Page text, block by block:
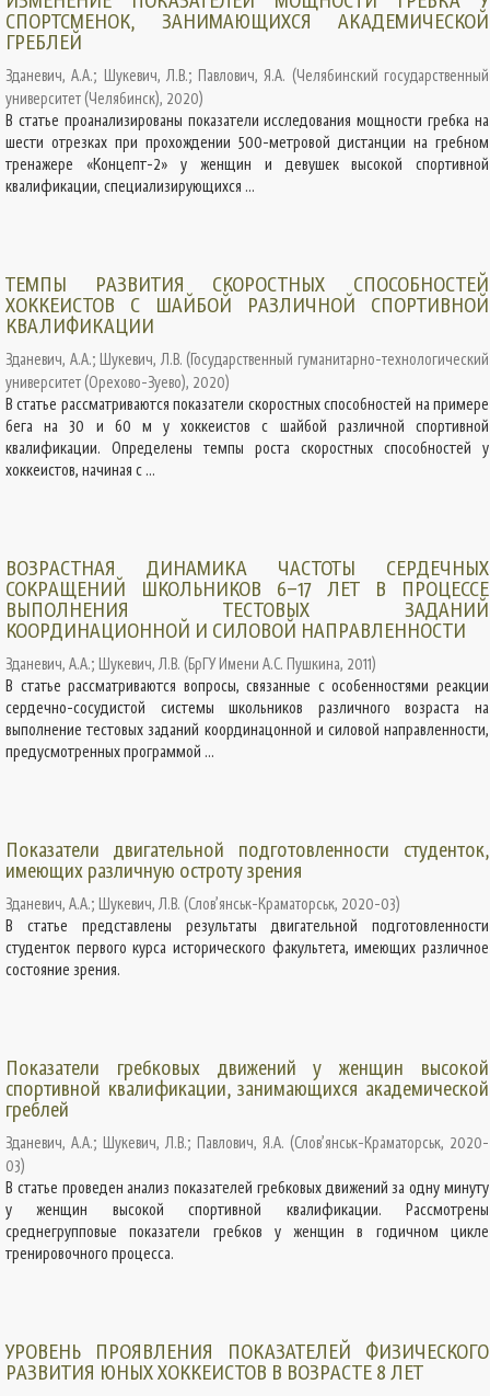
СПОРТСМЕНОК, ЗАНИМАЮЩИХСЯ АКАДЕМИЧЕСКОЙ
ГРЕБЛЕЙ
Зданевич, А.А.; Шукевич, Л.В.; Павлович, Я.А. (Челябинский государственный
университет (Челябинск), 2020)
В статье проанализированы показатели исследования мощности гребка на
шести отрезках при прохождении 500-метровой дистанции на гребном
тренажере «Концепт-2» у женщин и девушек высокой спортивной
квалификации, специализирующихся ...
ТЕМПЫ РАЗВИТИЯ СКОРОСТНЫХ СПОСОБНОСТЕЙ
ХОККЕИСТОВ С ШАЙБОЙ РАЗЛИЧНОЙ СПОРТИВНОЙ
КВАЛИФИКАЦИИ
Зданевич, А.А.; Шукевич, Л.В. (Государственный гуманитарно-технологический
университет (Орехово-Зуево), 2020)
В статье рассматриваются показатели скоростных способностей на примере
бега на 30 и 60 м у хоккеистов с шайбой различной спортивной
квалификации. Определены темпы роста скоростных способностей у
хоккеистов, начиная с ...
ВОЗРАСТНАЯ ДИНАМИКА ЧАСТОТЫ СЕРДЕЧНЫХ
СОКРАЩЕНИЙ ШКОЛЬНИКОВ 6–17 ЛЕТ В ПРОЦЕССЕ
ВЫПОЛНЕНИЯ ТЕСТОВЫХ ЗАДАНИЙ
КООРДИНАЦИОННОЙ И СИЛОВОЙ НАПРАВЛЕННОСТИ
Зданевич, А.А.; Шукевич, Л.В. (БрГУ Имени А.С. Пушкина, 2011)
В статье рассматриваются вопросы, связанные с особенностями реакции
сердечно-сосудистой системы школьников различного возраста на
выполнение тестовых заданий координацонной и силовой направленности,
предусмотренных программой ...
Показатели двигательной подготовленности студенток,
имеющих различную остроту зрения
Зданевич, А.А.; Шукевич, Л.В. (Слов’янськ-Краматорськ, 2020-03)
В статье представлены результаты двигательной подготовленности
студенток первого курса исторического факультета, имеющих различное
состояние зрения.
Показатели гребковых движений у женщин высокой
спортивной квалификации, занимающихся академической
греблей
Зданевич, А.А.; Шукевич, Л.В.; Павлович, Я.А. (Слов’янськ-Краматорськ, 2020-
03)
В статье проведен анализ показателей гребковых движений за одну минуту
у женщин высокой спортивной квалификации. Рассмотрены
среднегрупповые показатели гребков у женщин в годичном цикле
тренировочного процесса.
УРОВЕНЬ ПРОЯВЛЕНИЯ ПОКАЗАТЕЛЕЙ ФИЗИЧЕСКОГО
РАЗВИТИЯ ЮНЫХ ХОККЕИСТОВ В ВОЗРАСТЕ 8 ЛЕТ